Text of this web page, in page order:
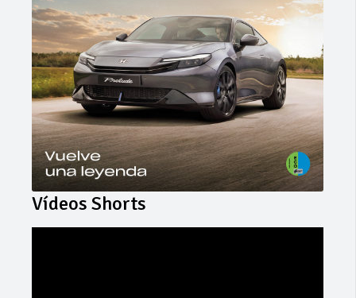
Vídeos Shorts